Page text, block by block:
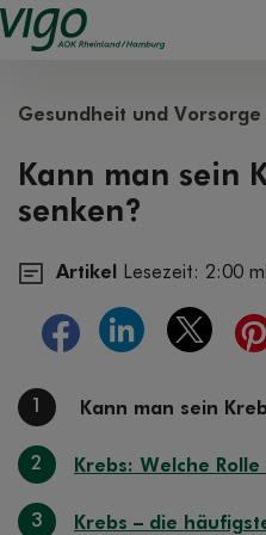
Gesundheit und Vorsorge
Kann man sein
senken?
Artikel Lesezeit: 2:00
Kann man sein
2 Krebs: Welche
3 Krebs – die